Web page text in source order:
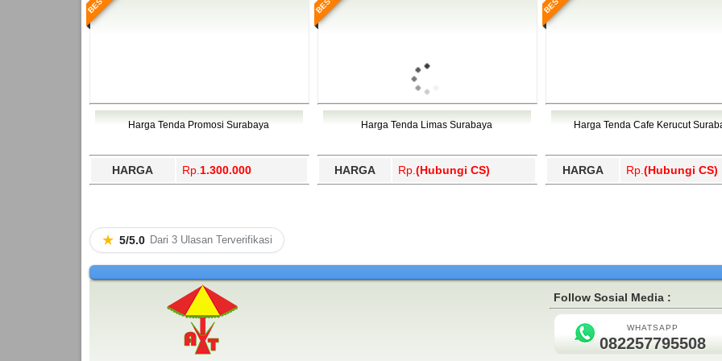
Harga Tenda Promosi Surabaya
HARGA Rp. 1.300.000
Harga Tenda Limas Surabaya
HARGA Rp. (Hubungi CS)
Harga Tenda Cafe Kerucut
HARGA Rp. (Hubungi CS)
★ 5/5.0 Dari 3 Ulasan Terverifikasi
Follow Sosial Media :
WHATSAPP
082257795508